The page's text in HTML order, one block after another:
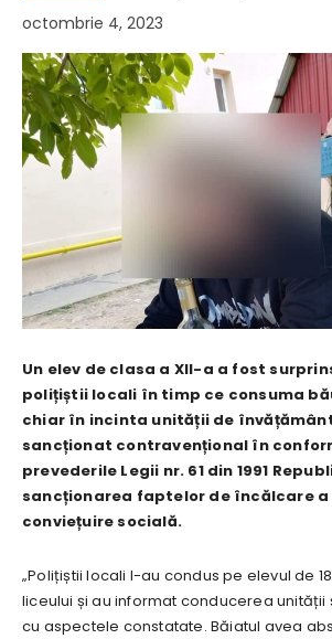
octombrie 4, 2023
Un elev de clasa a XII-a a fost
polițiștii locali în timp ce consuma
chiar în incinta unității de
sancționat contravențional în
prevederile Legii nr. 61 din 1991
sancționarea faptelor de încălcare a
conviețuire socială.
„Polițiștii locali l-au condus pe elevul de
liceului și au informat conducerea
cu aspectele constatate. Băiatul avea